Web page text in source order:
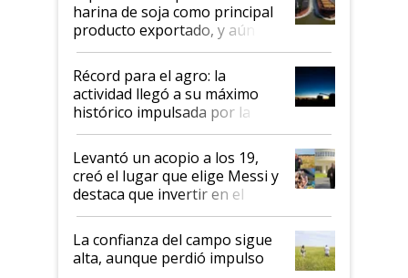
harina de soja como principal
producto exportado, y aún así
el agro aportó casi seis de cada
diez dólares y sostuvo el
liderazgo en un semestre
récord
Récord para el agro: la
actividad llegó a su máximo
histórico impulsada por la
cosecha y las exportaciones
Levantó un acopio a los 19,
creó el lugar que elige Messi y
destaca que invertir en el
kirchnerismo era como "darle
plata a un hijo para droga":
Juan Félix Rossetti, el libertario
que de una dura crisis salió
La confianza del campo sigue
alta, aunque perdió impulso